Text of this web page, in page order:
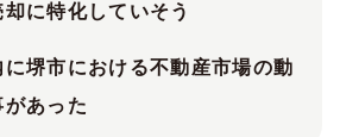
に特化していそう
堺市における不動産市場の動
あった